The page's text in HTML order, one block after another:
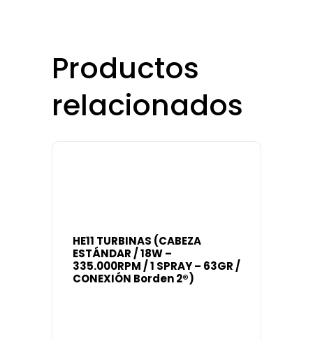
Productos
relacionados
HE11 TURBINAS (CABEZA
ESTÁNDAR / 18W –
335.000RPM / 1 SPRAY – 63GR /
CONEXIÓN Borden 2®)